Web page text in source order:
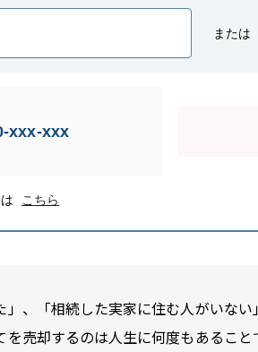
」、「相続した実家に住む人がいな
売却するのは人生に何度もあるこ